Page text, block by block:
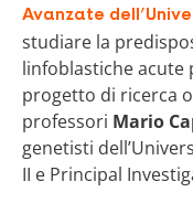
Avanzate
studiare la
linfoblastiche
progetto di ricerca
professori Mario
genetisti
II e Principal